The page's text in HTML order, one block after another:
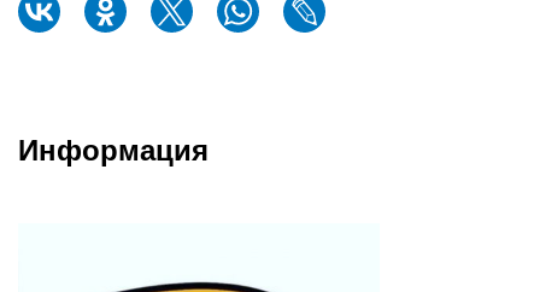
Информация